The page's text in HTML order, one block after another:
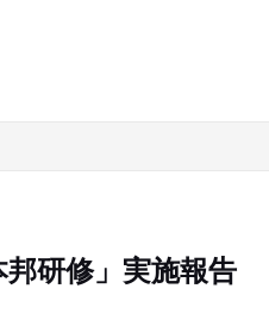
研修」実施報告